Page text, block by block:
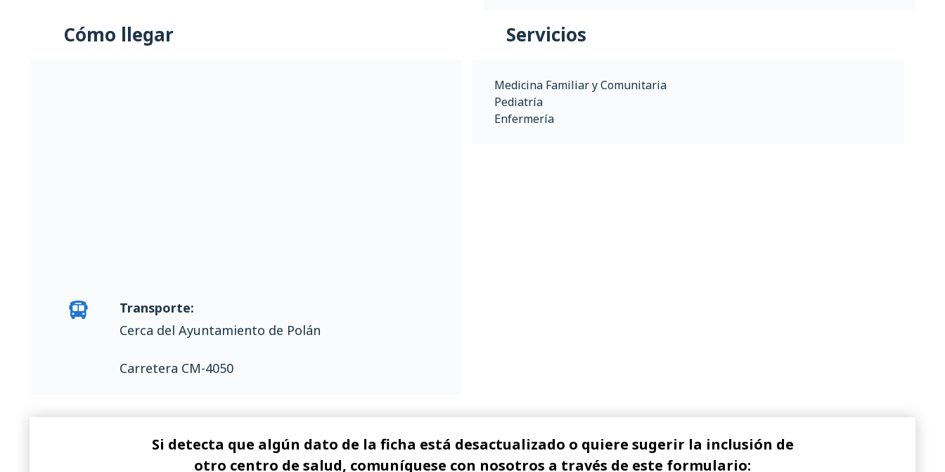
Cómo llegar
Transporte:
Cerca del Ayuntamiento de Polán
Carretera CM-4050
Servicios
Medicina Familiar y Comunitaria
Pediatría
Enfermería
Si detecta que algún dato de la ficha está desactualizado o quiere sugerir la inclusión de
otro centro de salud, comuníquese con nosotros a través de este formulario: